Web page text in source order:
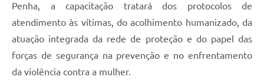
Penha, a capacitação tratará dos protocolos de
atendimento às vítimas, do acolhimento humanizado, da
atuação integrada da rede de proteção e do papel das
forças de segurança na prevenção e no enfrentamento
da violência contra a mulher.